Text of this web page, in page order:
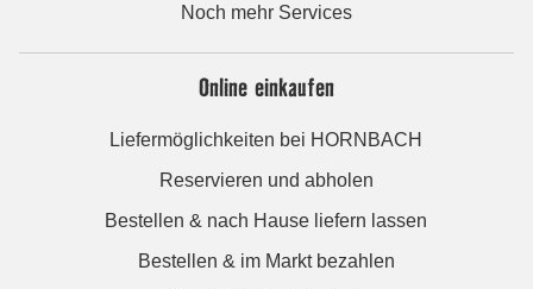
Noch mehr Services
Online einkaufen
Liefermöglichkeiten bei HORNBACH
Reservieren und abholen
Bestellen & nach Hause liefern lassen
Bestellen & im Markt bezahlen